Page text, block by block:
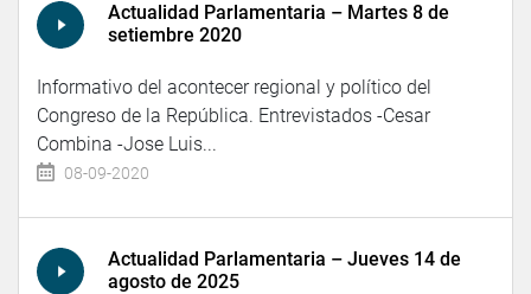
Actualidad Parlamentaria – Martes 8 de
setiembre 2020
Informativo del acontecer regional y político del
Congreso de la República. Entrevistados -Cesar
Combina -Jose Luis...
08-09-2020
Actualidad Parlamentaria – Jueves 14 de
agosto de 2025